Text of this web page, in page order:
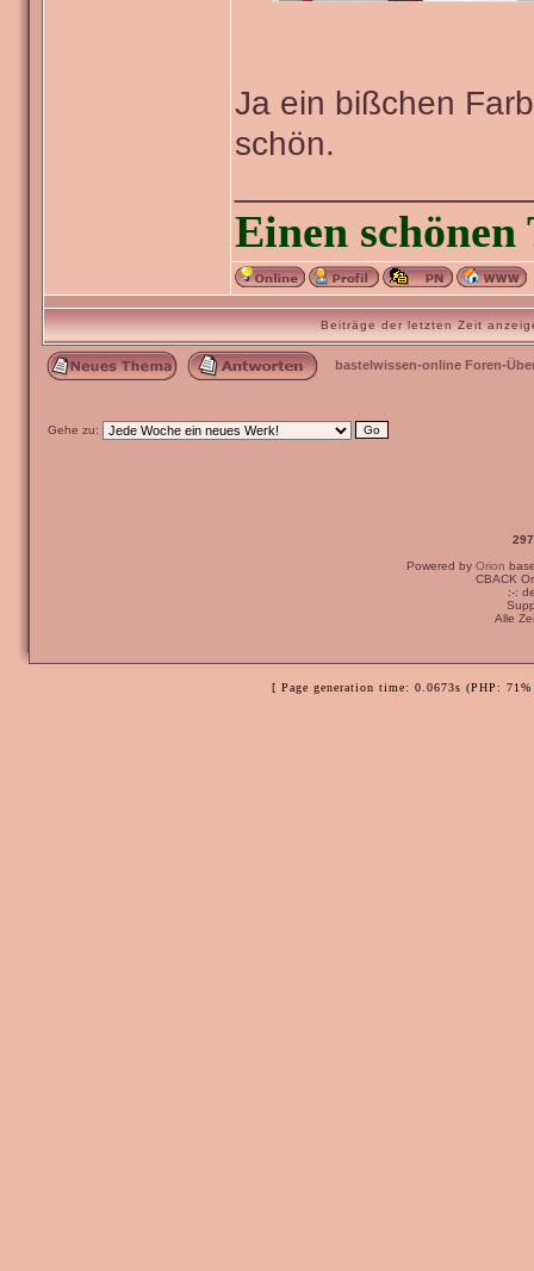
Ich bin der
auf einer
Viele Grüße,
Ja ein bißchen
schön.
Einen
Beiträge der letzten Zeit
bastelwissen-online Foren-
Gehe zu:
Powered by Orion
CBACK
:-:
Alle
[ Page generation time: 0.0673s (PHP: